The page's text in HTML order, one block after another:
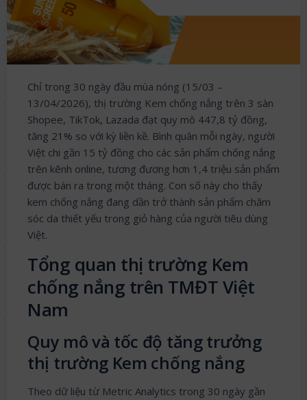
Chỉ trong 30 ngày đầu mùa nóng (15/03 –
13/04/2026), thị trường Kem chống nắng trên 3 sàn
Shopee, TikTok, Lazada đạt quy mô 447,8 tỷ đồng,
tăng 21% so với kỳ liền kề. Bình quân mỗi ngày, người
Việt chi gần 15 tỷ đồng cho các sản phẩm chống nắng
trên kênh online, tương đương hơn 1,4 triệu sản phẩm
được bán ra trong một tháng. Con số này cho thấy
kem chống nắng đang dần trở thành sản phẩm chăm
sóc da thiết yếu trong giỏ hàng của người tiêu dùng
Việt.
Tổng quan thị trường Kem
chống nắng trên TMĐT Việt
Nam
Quy mô và tốc độ tăng trưởng
thị trường Kem chống nắng
Theo dữ liệu từ Metric Analytics trong 30 ngày gần